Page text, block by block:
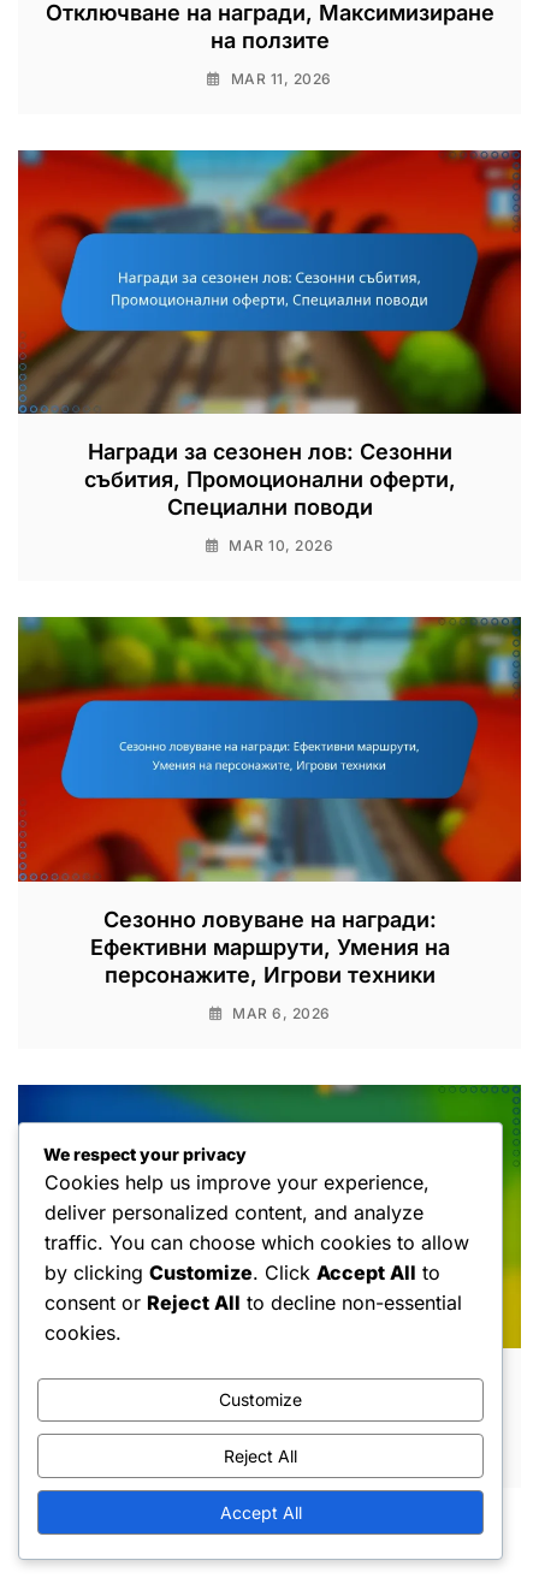
Отключване на награди, Максимизиране
на ползите
MAR 11, 2026
Награди за сезонен лов: Сезонни
събития, Промоционални оферти,
Специални поводи
MAR 10, 2026
Сезонно ловуване на награди:
Ефективни маршрути, Умения на
персонажите, Игрови техники
MAR 6, 2026
Награди от сезонния лов: Глитчове,
трикове, непредвидени механики
FEB 27, 2026
We respect your privacy
Cookies help us improve your experience,
deliver personalized content, and analyze
traffic. You can choose which cookies to allow
by clicking Customize. Click Accept All to
consent or Reject All to decline non-essential
cookies.
Customize
Reject All
Accept All